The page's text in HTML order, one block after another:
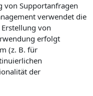
von Supportanfragen
verwendet die
von
erfolgt
(z. B. für
der